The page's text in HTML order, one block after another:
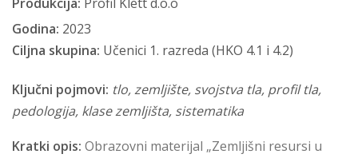
Godina: 2023
Ciljna skupina: Učenici 1. razreda (HKO 4.1 i 4.2)
Ključni pojmovi: tlo, zemljište, svojstva tla, profil tla,
pedologija, klase zemljišta, sistematika
Kratki opis: Obrazovni materijal „Zemljišni resursi u